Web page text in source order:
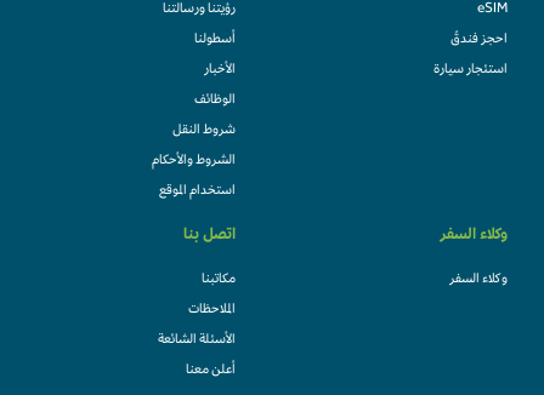
eSIM
احجز فندقً
استئجار سيارة
رؤيتنا ورسالتنا
أسطولنا
الأخبار
الوظائف
شروط النقل
الشروط والأحكام
استخدام الموقع
وكلاء السفر
وكلاء السفر
اتصل بنا
مكاتبنا
الملاحظات
الأسئلة الشائعة
أعلن معنا